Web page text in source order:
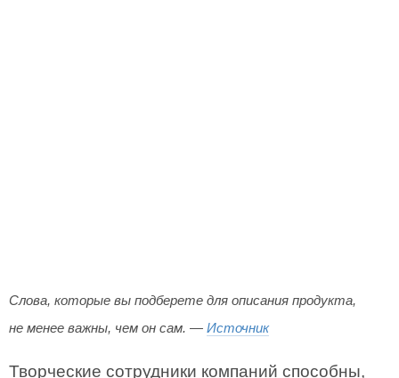
Слова, которые вы подберете для описания продукта,
не менее важны, чем он сам. — Источник
Творческие сотрудники компаний способны,